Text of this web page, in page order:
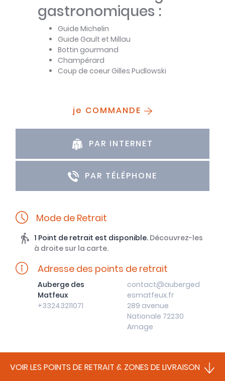
gastronomiques :
Guide Michelin
Guide Gault et Millau
Bottin gourmand
Champérard
Coup de coeur Gilles Pudlowski
je COMMANDE
PAR INTERNET
PAR TÉLÉPHONE
Mode de Retrait
1 Point de retrait est disponible. Découvrez-les
à droite sur la carte.
Adresse des points de retrait
Auberge des
Matfeux
+33243211071
contact@auberged
esmatfeux.fr
289 avenue
Nationale 72230
Arnage
VOIR LES POINTS DE RETRAIT & ZONES DE LIVRAISON